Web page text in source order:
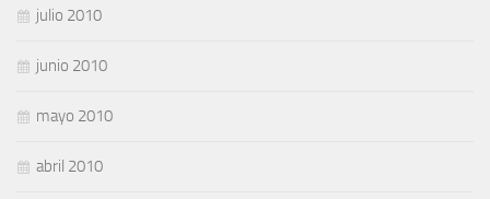
julio 2010
junio 2010
mayo 2010
abril 2010